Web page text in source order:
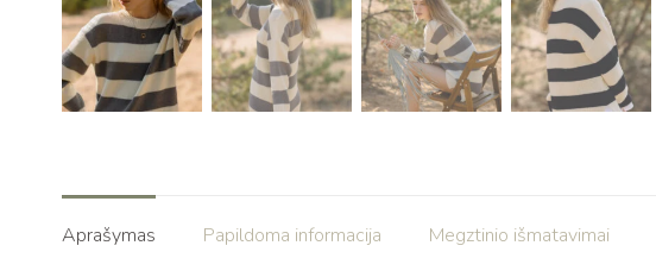
Aprašymas Papildoma informacija Megztinio išmatavimai